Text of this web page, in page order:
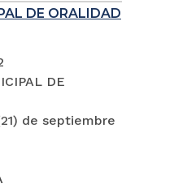
DE ORALIDAD
DE
de septiembre